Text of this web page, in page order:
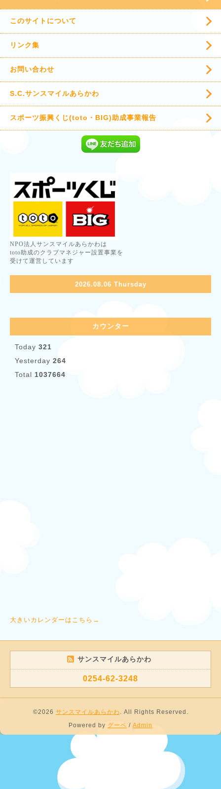
このサイトについて
リンク集
お問い合わせ
S.C.サンスマイルあらかわ
スポーツ振興くじ(toto・BIG)助成事業報告
NPO法人サンスマイルあらかわは
toto助成のクラブマネジャー設置事業を
受けて運営しています
2026.08.06 Thursday
カウンター
Today 321
Yesterday 264
Total 1037664
大きいカレンダーはこちら→
サンスマイルあらかわ
0254-62-3248
©2026 サンスマイルあらかわ. All Rights Reserved.
Powered by グーペ / Admin